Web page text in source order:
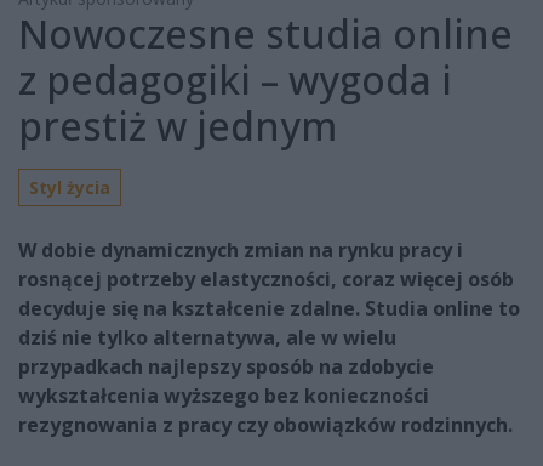
Nowoczesne studia online
z pedagogiki – wygoda i
prestiż w jednym
Styl życia
W dobie dynamicznych zmian na rynku pracy i
rosnącej potrzeby elastyczności, coraz więcej osób
decyduje się na kształcenie zdalne. Studia online to
dziś nie tylko alternatywa, ale w wielu
przypadkach najlepszy sposób na zdobycie
wykształcenia wyższego bez konieczności
rezygnowania z pracy czy obowiązków rodzinnych.